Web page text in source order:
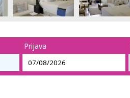
Prijava